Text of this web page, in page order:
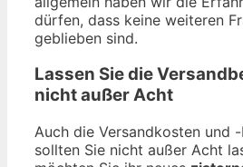
dürfen, dass keine weiteren
geblieben sind.
Lassen Sie die
nicht außer Acht
Auch die Versandkosten und
sollten Sie nicht außer Acht